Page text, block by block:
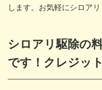
します。お気軽にシロア
シロアリ駆除の
です！クレジッ